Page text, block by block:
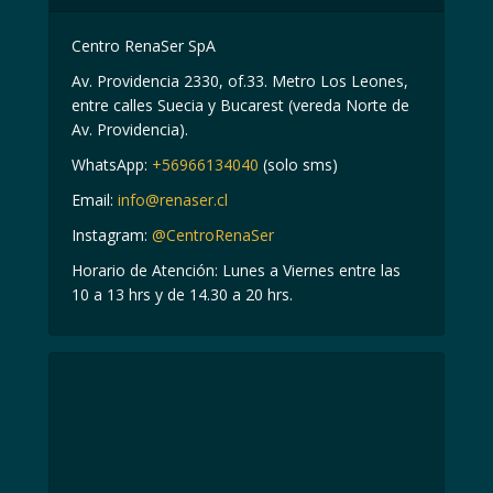
Centro RenaSer SpA
Av. Providencia 2330, of.33. Metro Los Leones,
entre calles Suecia y Bucarest (vereda Norte de
Av. Providencia).
WhatsApp: +56966134040 (solo sms)
Email: info@renaser.cl
Instagram: @CentroRenaSer
Horario de Atención: Lunes a Viernes entre las
10 a 13 hrs y de 14.30 a 20 hrs.